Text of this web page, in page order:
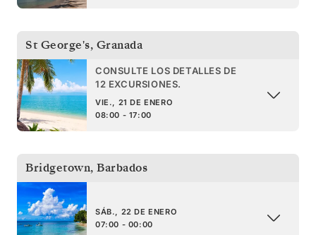
St George's, Granada
CONSULTE LOS DETALLES DE
12 EXCURSIONES.
VIE., 21 DE ENERO
08:00 - 17:00
Bridgetown, Barbados
SÁB., 22 DE ENERO
07:00 - 00:00